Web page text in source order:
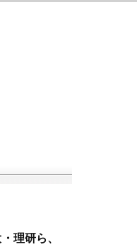
理研ら、